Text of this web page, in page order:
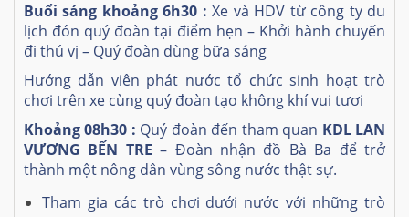
Buổi sáng khoảng 6h30 : Xe và HDV từ công ty du
lịch đón quý đoàn tại điểm hẹn – Khởi hành chuyến
đi thú vị – Quý đoàn dùng bữa sáng
Hướng dẫn viên phát nước tổ chức sinh hoạt trò
chơi trên xe cùng quý đoàn tạo không khí vui tươi
Khoảng08h30 : Quý đoàn đến tham quan KDL LAN
VƯƠNG BẾN TRE – Đoàn nhận đồ Bà Ba để trở
thành một nông dân vùng sông nước thật sự.
Tham gia các trò chơi dưới nước với những trò